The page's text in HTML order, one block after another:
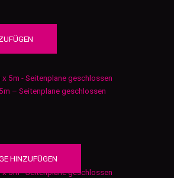
– Seitenplane geschlossen
HINZUFÜGEN